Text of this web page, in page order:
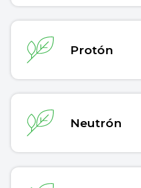
Protón
Neutrón